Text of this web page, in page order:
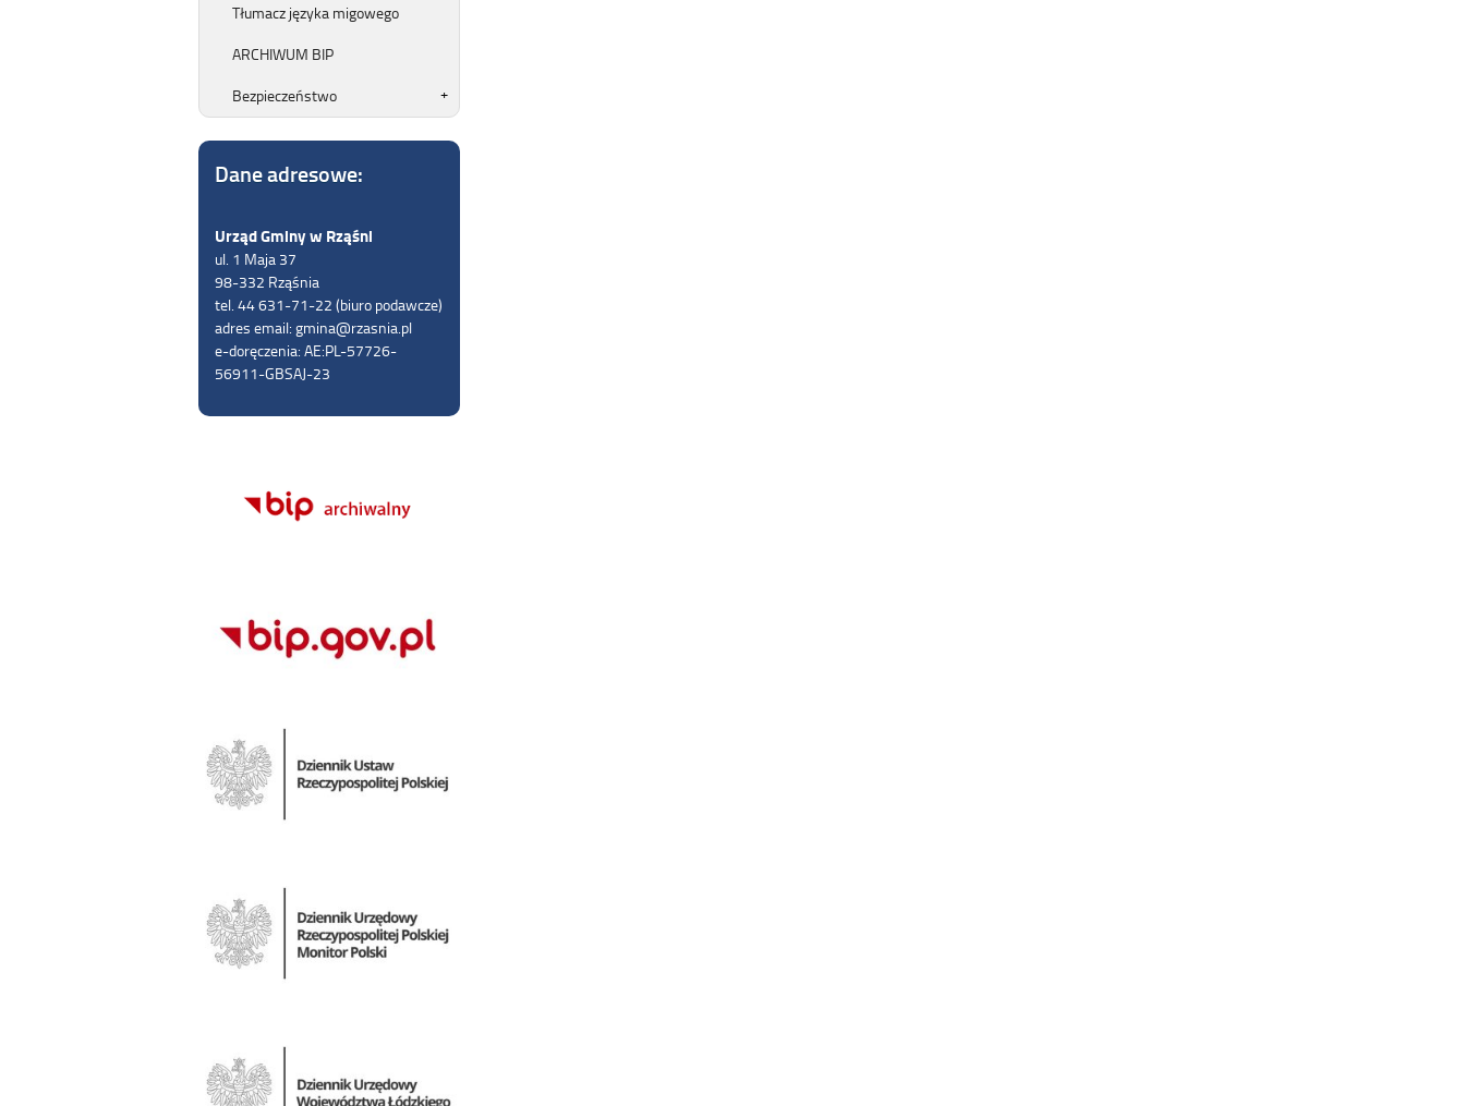
Tłumacz języka migowego
ARCHIWUM BIP
Bezpieczeństwo
Dane adresowe:
Urząd Gminy w Rząśni
ul. 1 Maja 37
98-332 Rząśnia
tel. 44 631-71-22 (biuro podawcze)
adres email: gmina@rzasnia.pl
e-doręczenia: AE:PL-57726-
56911-GBSAJ-23